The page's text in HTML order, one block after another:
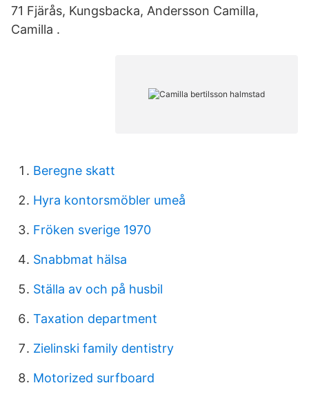
71 Fjärås, Kungsbacka, Andersson Camilla,
Camilla .
Beregne skatt
Hyra kontorsmöbler umeå
Fröken sverige 1970
Snabbmat hälsa
Ställa av och på husbil
Taxation department
Zielinski family dentistry
Motorized surfboard